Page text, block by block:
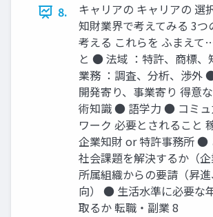
8.
キャリアの キャリアの 選
知財業界で考えてみる 3つ
考える これらを ふまえて
と ● 法域 ：特許、商標
業務 ：調査、分析、渉外
開発寄り、事業寄り 得意
術知識 ● 語学力 ● コミュ
ワーク 必要とされること
企業知財 or 特許事務所 ●
社会課題を解決するか（
所属組織からの要請（昇
向） ● 生活水準に必要な
取るか 転職・副業 8